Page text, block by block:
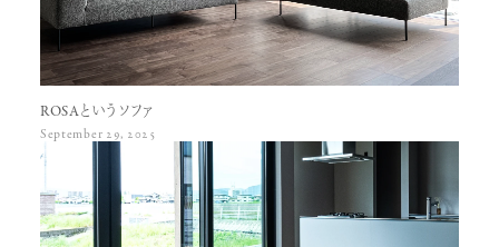
ROSAというソファ
September 29, 2025